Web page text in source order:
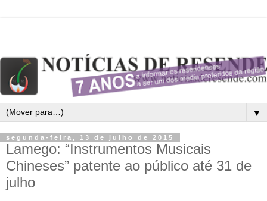
▼
segunda-feira, 13 de julho de 2015
Lamego: “Instrumentos Musicais
Chineses” patente ao público até 31 de
julho